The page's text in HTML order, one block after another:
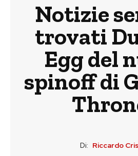
Notizie
trovati
Egg del
spinoff di
Di: Riccardo